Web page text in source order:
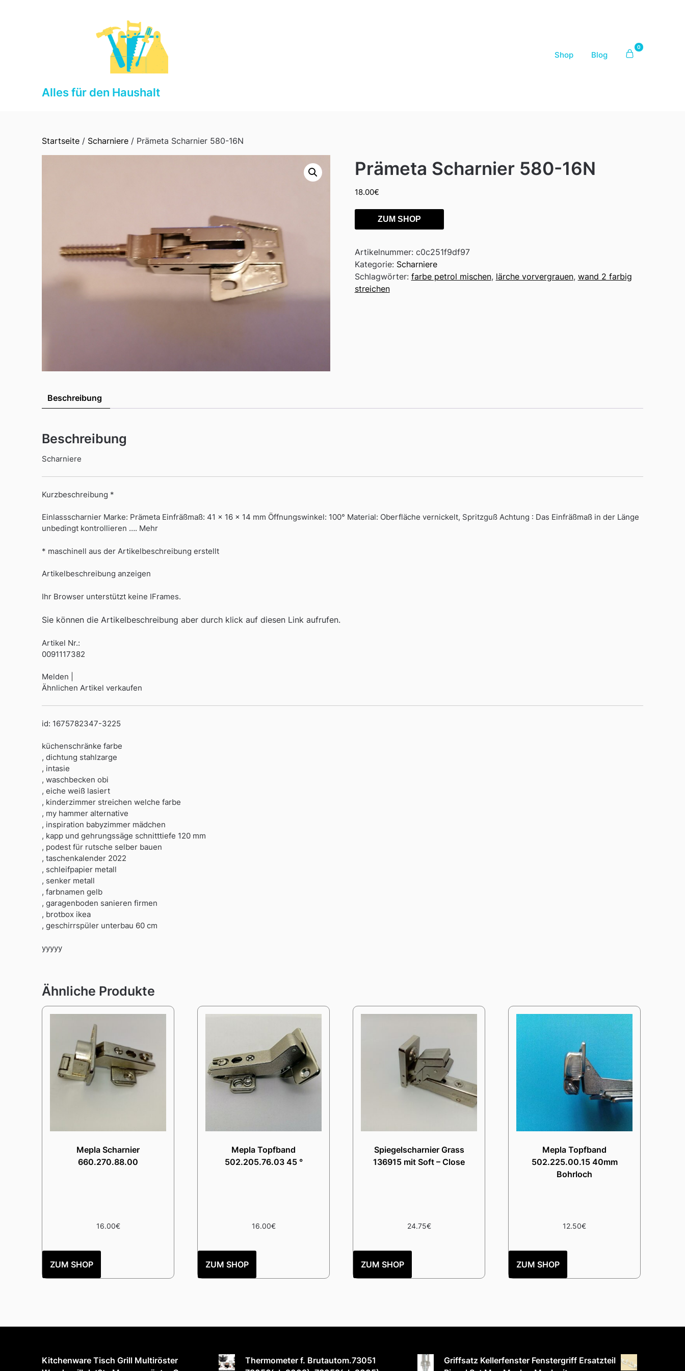
Alles für den Haushalt
Shop Blog
0
Startseite / Scharniere / Prämeta Scharnier 580-16N
Prämeta Scharnier 580-16N
18.00€
ZUM SHOP
Artikelnummer: c0c251f9df97
Kategorie: Scharniere
Schlagwörter: farbe petrol mischen, lärche vorvergrauen, wand 2 farbig
streichen
Beschreibung
Beschreibung
Scharniere
Kurzbeschreibung *
Einlassscharnier Marke: Prämeta Einfräßmaß: 41 x 16 x 14 mm Öffnungswinkel: 100° Material: Oberfläche vernickelt, Spritzguß Achtung : Das Einfräßmaß in der Länge
unbedingt kontrollieren …. Mehr
* maschinell aus der Artikelbeschreibung erstellt
Artikelbeschreibung anzeigen
Ihr Browser unterstützt keine IFrames.
Sie können die Artikelbeschreibung aber durch klick auf diesen Link aufrufen.
Artikel Nr.:
0091117382
Melden |
Ähnlichen Artikel verkaufen
id: 1675782347-3225
küchenschränke farbe
, dichtung stahlzarge
, intasie
, waschbecken obi
, eiche weiß lasiert
, kinderzimmer streichen welche farbe
, my hammer alternative
, inspiration babyzimmer mädchen
, kapp und gehrungssäge schnitttiefe 120 mm
, podest für rutsche selber bauen
, taschenkalender 2022
, schleifpapier metall
, senker metall
, farbnamen gelb
, garagenboden sanieren firmen
, brotbox ikea
, geschirrspüler unterbau 60 cm
yyyyy
Ähnliche Produkte
Mepla Scharnier
660.270.88.00
16.00€
ZUM SHOP
Mepla Topfband
502.205.76.03 45 °
16.00€
ZUM SHOP
Spiegelscharnier Grass
136915 mit Soft – Close
24.75€
ZUM SHOP
Mepla Topfband
502.225.00.15 40mm
Bohrloch
12.50€
ZUM SHOP
Kitchenware Tisch Grill Multiröster
Thermometer f. Brutautom.73051
Griffsatz Kellerfenster Fenstergriff Ersatzteil